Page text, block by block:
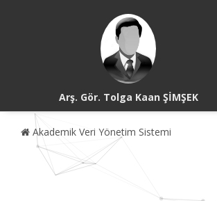
Arş. Gör. Tolga Kaan ŞİMŞEK
Akademik Veri Yönetim Sistemi